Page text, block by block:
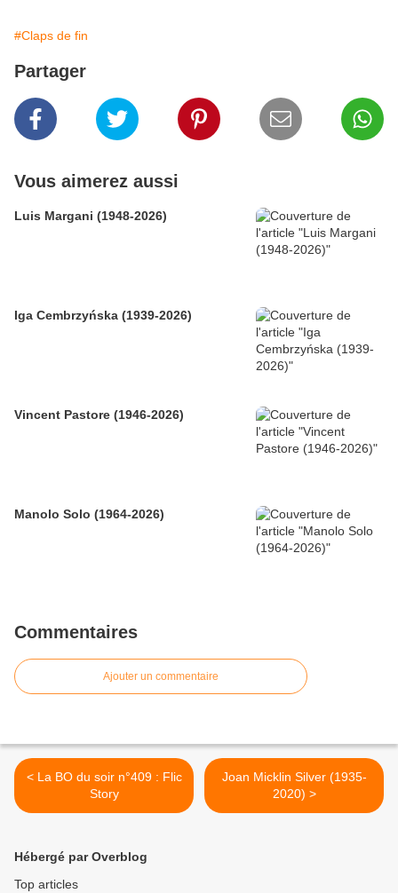
#Claps de fin
Partager
Vous aimerez aussi
Luis Margani (1948-2026)
Iga Cembrzyńska (1939-2026)
Vincent Pastore (1946-2026)
Manolo Solo (1964-2026)
Commentaires
Ajouter un commentaire
< La BO du soir n°409 : Flic
Story
Joan Micklin Silver (1935-
2020) >
Hébergé par Overblog
Top articles